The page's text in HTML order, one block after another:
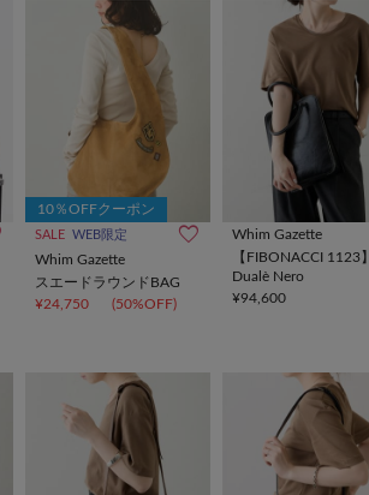
10％OFFクーポン
SALE WEB限定
Whim Gazette
スエードラウンドBAG
¥24,750
(50%OFF)
Whim Gazette
【FIBONACCI 1123】
Dualè Nero
¥94,600